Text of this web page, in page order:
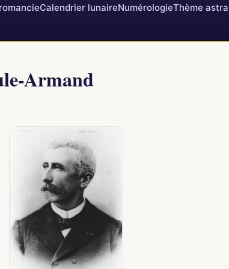
Calendrier lunaireNumérologieThème
Armand